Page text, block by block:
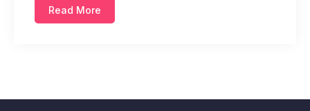
Read More